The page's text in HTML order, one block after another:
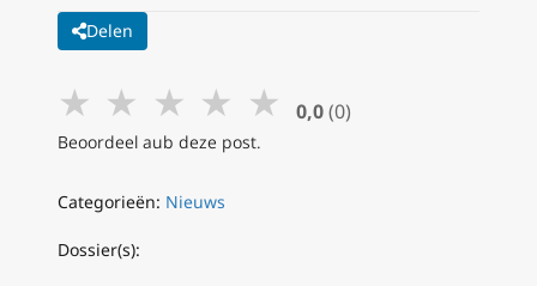
Delen
★ ★ ★ ★ ★ 0,0 (0)
Beoordeel aub deze post.
Categorieën: Nieuws
Dossier(s):